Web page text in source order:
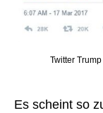
Twitter
Es scheint so